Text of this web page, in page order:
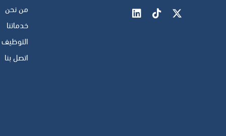
من نحن
خدماتنا
التوظيف
اتصل بنا